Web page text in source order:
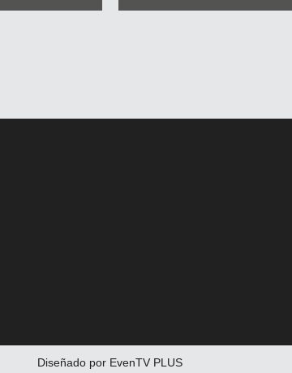
Diseñado por EvenTV PLUS